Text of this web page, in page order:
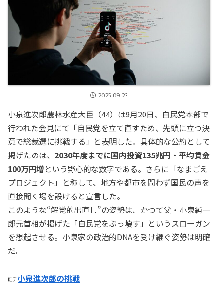
2025.09.23
小泉進次郎農林水産大臣（44）は9月20日、自民党本部で
行われた会見にて「自民党を立て直すため、先頭に立つ決
意で総裁選に挑戦する」と表明した。具体的な公約として
掲げたのは、 2030年度までに国内投資135兆円・平均賃金
100万円増という野心的な数字である。さらに「なまごえ
プロジェクト」と称して、地方や都市を問わず国民の声を
直接聞く場を設けると宣言した。
このような“解党的出直し”の姿勢は、かつて父・小泉純一
郎元首相が掲げた「自民党をぶっ壊す」というスローガン
を想起させる。小泉家の政治的DNAを受け継ぐ姿勢は明確
だ。
👉小泉進次郎の挑戦